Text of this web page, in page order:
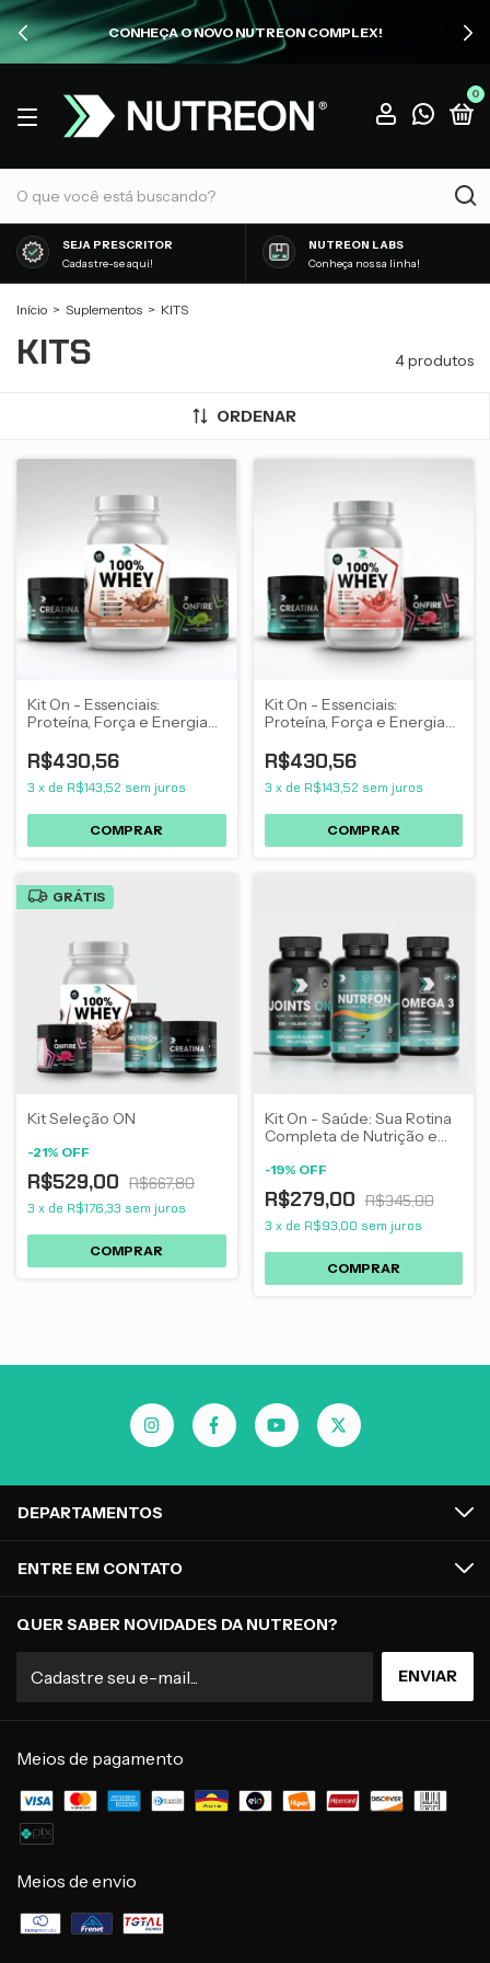
CONHEÇA O NOVO NUTREON COMPLEX!
0
SEJA PRESCRITOR
Cadastre-se aqui!
NUTREON LABS
Conheça nossa linha!
Início > Suplementos > KITS
KITS 4 produtos
ORDENAR
Kit On - Essenciais:
Proteína, Força e Energia
R$430,56
3 x de R$143,52 sem juros
Kit On - Essenciais:
Proteína, Força e Energia
R$430,56
3 x de R$143,52 sem juros
GRÁTIS
Kit Seleção ON
-21% OFF
R$529,00 R$667,80
3 x de R$176,33 sem juros
Kit On - Saúde: Sua Rotina
Completa de Nutrição e
-19% OFF
R$279,00 R$345,00
3 x de R$93,00 sem juros
DEPARTAMENTOS
ENTRE EM CONTATO
QUER SABER NOVIDADES DA NUTREON?
Meios de pagamento
Meios de envio